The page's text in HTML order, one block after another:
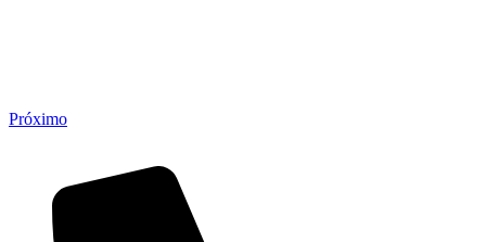
Próximo